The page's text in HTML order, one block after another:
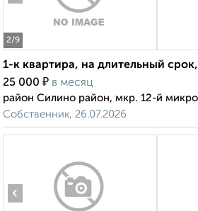
2/9
1-к квартира, на длительный
25 000 ₽ в месяц
район Силино район, мкр. 12-й
Собственник, 26.07.2026
‹